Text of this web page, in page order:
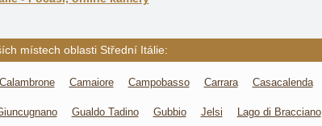
místech oblasti Střední Itálie:
Calambrone Camaiore Campobasso Carrara Casacalenda
Gualdo Tadino Gubbio Jelsi Lago di Bracciano